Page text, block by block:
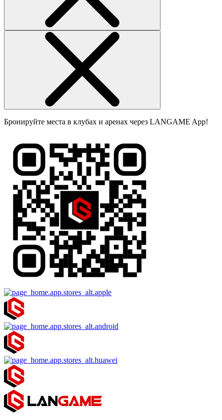
Бронируйте места в клубах и аренах через LANGAME App!